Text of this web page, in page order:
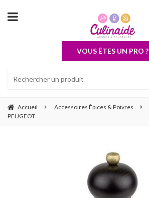
VOUS ÊTES UN PRO ?
Accueil Accessoires Épices & Poivres
PEUGEOT